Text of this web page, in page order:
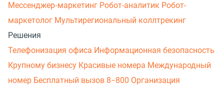
Мессенджер‑маркетинг Робот-аналитик Робот-
маркетолог Мультирегиональный коллтрекинг
Решения
Телефонизация офиса Информационная безопасность
Крупному бизнесу Красивые номера Международный
номер Бесплатный вызов 8−800 Организация